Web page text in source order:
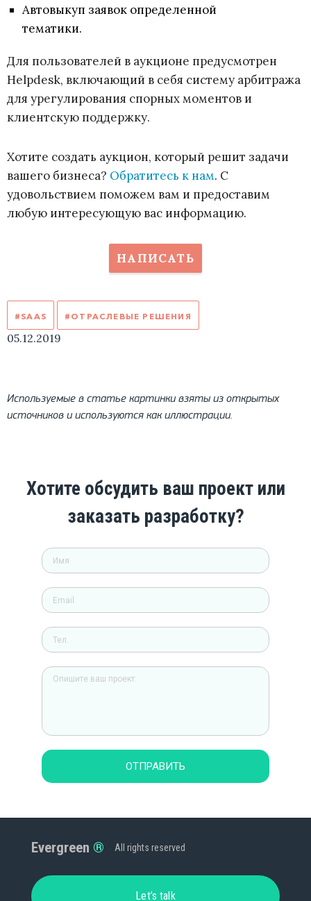
Автовыкуп заявок определенной
тематики.
Для пользователей в аукционе предусмотрен
Helpdesk, включающий в себя систему арбитража
для урегулирования спорных моментов и
клиентскую поддержку.
Хотите создать аукцион, который решит задачи
вашего бизнеса? Обратитесь к нам. С
удовольствием поможем вам и предоставим
любую интересующую вас информацию.
НАПИСАТЬ
#SAAS #ОТРАСЛЕВЫЕ РЕШЕНИЯ
05.12.2019
Используемые в статье картинки взяты из открытых
источников и используются как иллюстрации.
Хотите обсудить ваш проект или
заказать разработку?
ОТПРАВИТЬ
Evergreen All rights reserved
Let’s talk